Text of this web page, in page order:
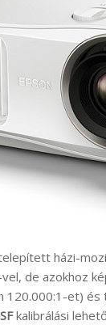
házi-
de azokhoz
120.000:1-et)
kalibrálási